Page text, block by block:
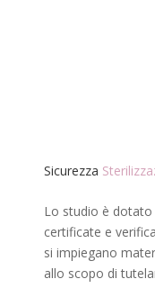
Sicurezza
Lo studio è
certificate e
si impiegano
allo scopo di